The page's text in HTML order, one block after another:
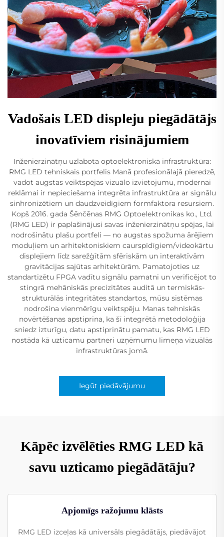
Vadošais LED displeju piegādātājs
inovatīviem risinājumiem
Inženierzinātņu uzlabota optoelektroniskā infrastruktūra:
RMG LED tehniskais portfelis Manā profesionālajā pieredzē,
vadot augstas veiktspējas vizuālo izvietojumu, modernai
reklāmai ir nepieciešama integrēta infrastruktūra ar signālu
sinhronizētiem un daudzveidīgiem formfaktora resursiem.
Kopš 2016. gada Šēnčēnas RMG Optoelektronikas ko., Ltd.
(RMG LED) ir paplašinājusi savas inženierzinātņu spējas, lai
nodrošinātu plašu portfeli — no augstas spožuma ārējiem
moduļiem un arhitektoniskiem caurspīdīgiem/videokārtu
displejiem līdz sarežģītām sfēriskām un interaktīvām
gravitācijas sajūtas arhitektūrām. Pamatojoties uz
standartizētu FPGA vadītu signālu pamatni un verificējot to
stingrā mehāniskās precizitātes auditā un termiskās-
strukturālās integritātes standartos, mūsu sistēmas
nodrošina vienmērīgu veiktspēju. Manas tehniskās
novērtēšanas apstiprina, ka šī integrētā metodoloģija
sniedz izturīgu, datu apstiprinātu pamatu, kas RMG LED
nostāda kā uzticamu partneri uzņēmumu līmeņa vizuālās
infrastruktūras jomā.
Iegūt piedāvājumu
Kāpēc izvēlēties RMG LED kā
savu uzticamo piegādātāju?
Apjomīgs ražojumu klāsts
RMG LED izceļas kā universāls piegādātājs, piedāvājot